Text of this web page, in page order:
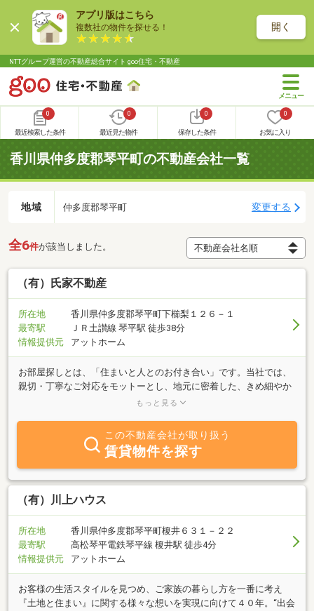
アプリ版はこちら
複数社の物件を探せる！ 開く
NTTグループ運営の不動産総合サイト goo住宅・不動産
0
最近検索した条件
0
最近見た物件
0
保存した条件
0
お気に入り
香川県仲多度郡琴平町の不動産会社一覧
地域 仲多度郡琴平町 変更する
全6件が該当しました。
（有）氏家不動産
所在地
香川県仲多度郡琴平町下櫛梨１２６－１
最寄駅
ＪＲ土讃線 琴平駅 徒歩38分
情報提供元
アットホーム
お部屋探しとは、「住まいと人とのお付き合い」です。当社では、
親切・丁寧なご対応をモットーとし、地元に密着した、きめ細やか
な情報＆サービスをご提供いたします。琴平町・まんのう町を中心
い。またあらかじめご連絡を頂ければ営業時間外でもご対応いたし
ますので、まずは何でもお気軽にご相談下さい。
もっと見る
この不動産会社が取り扱う
賃貸物件を探す
（有）川上ハウス
所在地
香川県仲多度郡琴平町榎井６３１－２２
最寄駅
高松琴平電鉄琴平線 榎井駅 徒歩4分
情報提供元
アットホーム
お客様の生活スタイルを見つめ、ご家族の暮らし方を一番に考え
『土地と住まい』に関する様々な想いを実現に向けて４０年。“出会